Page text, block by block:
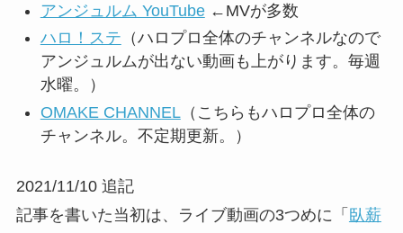
アンジュルム YouTube←MVが多数
ハロ！ステ （ハロプロ全体のチャンネルなので
アンジュルムが出ない動画も上がります。毎週
水曜。）
OMAKE CHANNEL（こちらもハロプロ全体の
チャンネル。不定期更新。）
2021/11/10 追記
記事を書いた当初は、ライブ動画の3つめに「 臥薪